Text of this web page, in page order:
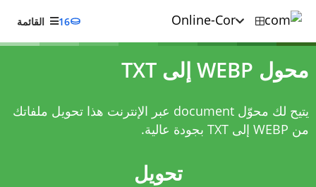
16 القائمة
محول WEBP إلى TXT
يتيح لك محوّل document عبر الإنترنت هذا تحويل ملفاتك
من WEBP إلى TXT بجودة عالية.
تحويل